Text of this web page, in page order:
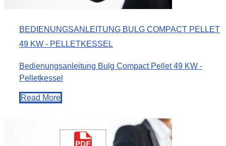
BEDIENUNGSANLEITUNG BULG COMPACT PELLET
49 KW - PELLETKESSEL
Bedienungsanleitung Bulg Compact Pellet 49 KW -
Pelletkessel
Read More